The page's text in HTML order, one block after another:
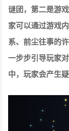
谜团，第二是游
家可以通过游戏
系、前尘往事的
一步步引导玩家
中，玩家会产生